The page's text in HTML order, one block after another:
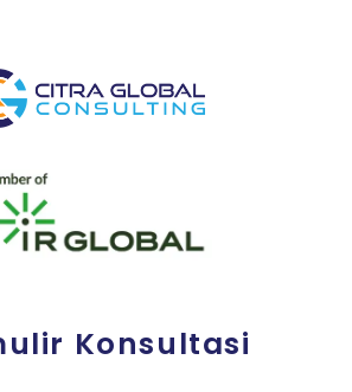
Konsultasi